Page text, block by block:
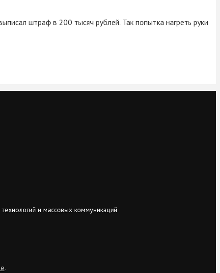
штраф в 200 тысяч рублей. Так попытка нагреть руки
и массовых коммуникаций
.